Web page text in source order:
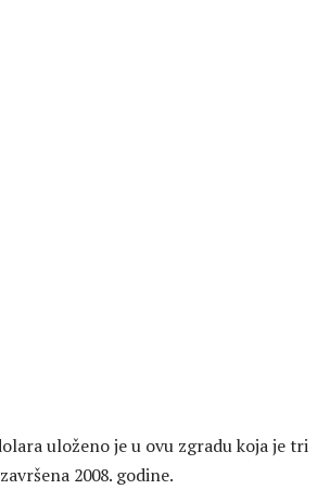
uloženo je u ovu zgradu koja je tri
2008. godine.